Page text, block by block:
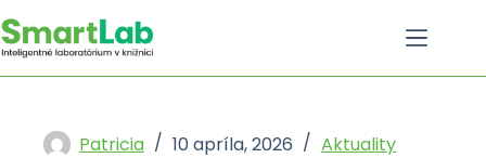
Skip
to
content
Patricia 10 apríla, 2026 Aktuality